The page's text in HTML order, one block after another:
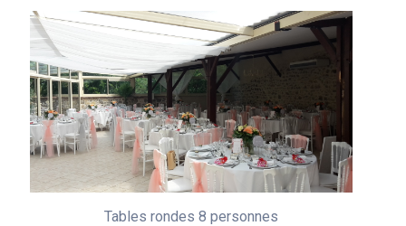
Tables rondes 8 personnes